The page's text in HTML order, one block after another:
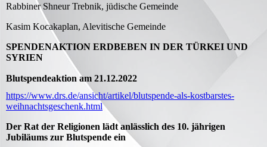
Rabbiner Shneur Trebnik, jüdische Gemeinde
Kasim Kocakaplan, Alevitische Gemeinde
SPENDENAKTION ERDBEBEN IN DER TÜRKEI UND
SYRIEN
Blutspendeaktion am 21.12.2022
https://www.drs.de/ansicht/artikel/blutspende-als-kostbarstes-
weihnachtsgeschenk.html
Der Rat der Religionen lädt anlässlich des 10. jährigen
Jubiläums zur Blutspende ein